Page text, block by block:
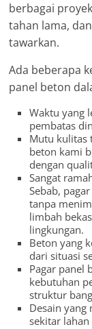
berbagai
tahan lama,
tawarkan.
Ada beberapa
panel beton
Waktu yang
pembatas
Mutu kulitas
beton kami
dengan
Sangat
Sebab,
tanpa
limbah
lingkungan.
Beton yang
dari situasi
Pagar panel
kebutuhan
struktur
Desain yang
sekitar